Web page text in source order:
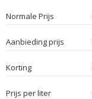
Normale Prijs
Aanbieding prijs
Korting
Prijs per liter